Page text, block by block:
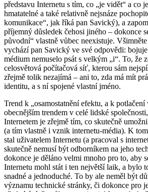
představu Internetu s tím, co „je vidět“ a co
hmatatelné a také relativně nejsnáze
komunikace“, jak říká pan Savický), a
příjemný důsledek čehosi jiného – dokonce
původní“ vlastně vůbec neexistuje.
vychází pan Savický ve své odpovědi:
médium nemuselo psát s velkým „i“. To, že
celosvětová počítačová síť, kterou sám
zřejmě tolik nezajímá – ani to, zda má mít
identitu, a s ní spojené vlastní jméno.
Trend k „osamostatnění efektu, a k potlačení
obecnějším trendem v celé lidské
Internetem je zřejmě tím, co skutečně
(a tím vlastně i vznik internetu-média). K
stal uživatelem Internetu (a pracoval s
skutečně nemusí být odborníkem na jeho
dokonce je děláno velmi mnoho pro to, aby
Internetu mohl stát i ten největší laik, a bylo
snadné a jednoduché. To by ale neměl být
významu technické stránky, či dokonce pro